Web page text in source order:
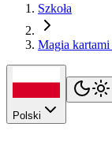
Szkoła
Magia
Polski